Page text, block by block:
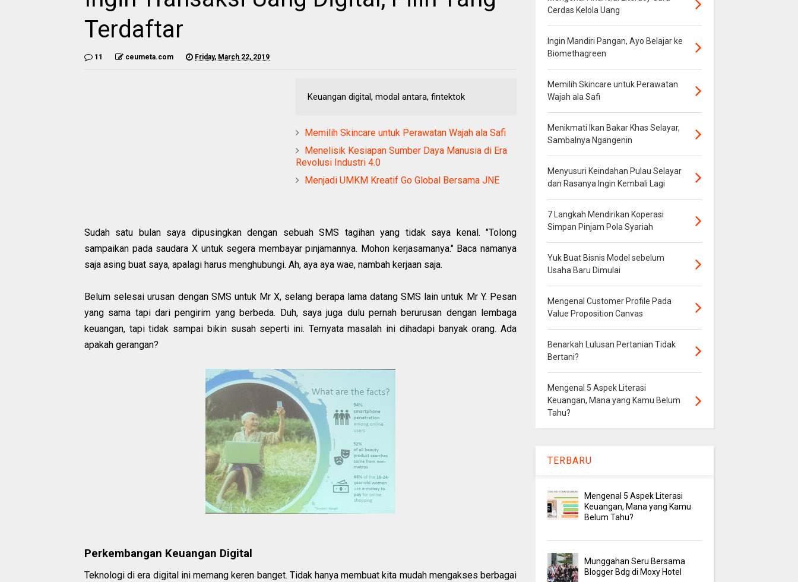
Terdaftar
11 ceumeta.com Friday, March 22, 2019
Keuangan digital, modal antara, fintektok
Memilih Skincare untuk Perawatan Wajah ala Safi
Menelisik Kesiapan Sumber Daya Manusia di Era
Revolusi Industri 4.0
Menjadi UMKM Kreatif Go Global Bersama JNE
Sudah satu bulan saya dipusingkan dengan sebuah SMS tagihan yang tidak saya kenal. "Tolong
sampaikan pada saudara X untuk segera membayar pinjamannya. Mohon kerjasamanya." Baca namanya
saja asing buat saya, apalagi harus menghubungi. Ah, aya aya wae, nambah kerjaan saja.
Belum selesai urusan dengan SMS untuk Mr X, selang berapa lama datang SMS lain untuk Mr Y. Pesan
yang sama tapi dari pengirim yang berbeda. Duh, saya juga dulu pernah berurusan dengan lembaga
keuangan, tapi tidak sampai bikin susah seperti ini. Ternyata masalah ini dihadapi banyak orang. Ada
apakah gerangan?
Perkembangan Keuangan Digital
Teknologi di era digital ini memang keren banget. Tidak hanya membuat kita mudah mengakses berbagai
Cerdas Kelola Uang
Ingin Mandiri Pangan, Ayo Belajar ke
Biomethagreen
Memilih Skincare untuk Perawatan
Wajah ala Safi
Menikmati Ikan Bakar Khas Selayar,
Sambalnya Ngangenin
Menyusuri Keindahan Pulau Selayar
dan Rasanya Ingin Kembali Lagi
7 Langkah Mendirikan Koperasi
Simpan Pinjam Pola Syariah
Yuk Buat Bisnis Model sebelum
Usaha Baru Dimulai
Mengenal Customer Profile Pada
Value Proposition Canvas
Benarkah Lulusan Pertanian Tidak
Bertani?
Mengenal 5 Aspek Literasi
Keuangan, Mana yang Kamu Belum
Tahu?
TERBARU
Mengenal 5 Aspek Literasi
Keuangan, Mana yang Kamu
Belum Tahu?
Munggahan Seru Bersama
Blogger Bdg di Moxy Hotel